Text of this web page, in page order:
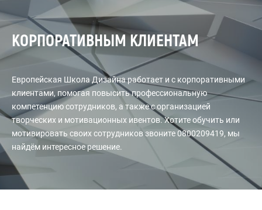
КОРПОРАТИВНЫМ КЛИЕНТАМ
Европейская Школа Дизайна работает и с корпоративными
клиентами, помогая повысить профессиональную
компетенцию сотрудников, а также с организацией
творческих и мотивационных ивентов. Хотите обучить или
мотивировать своих сотрудников звоните 0800209419, мы
найдём интересное решение.